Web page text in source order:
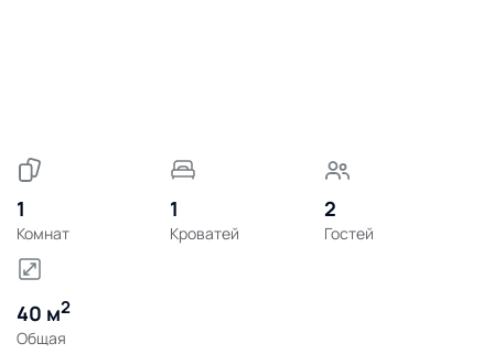
1
Комнат
1
Кроватей
2
Гостей
40 м2
Общая